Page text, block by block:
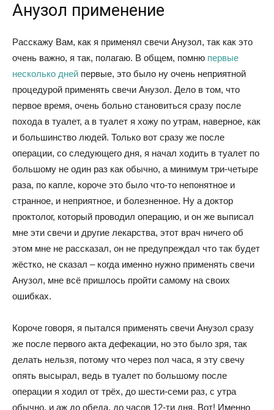
Анузол применение
Расскажу Вам, как я применял свечи Анузол, так как это
очень важно, я так, полагаю. В общем, помню первые
несколько дней первые, это было ну очень неприятной
процедурой применять свечи Анузол. Дело в том, что
первое время, очень больно становиться сразу после
похода в туалет, а в туалет я хожу по утрам, наверное, как
и большинство людей. Только вот сразу же после
операции, со следующего дня, я начал ходить в туалет по
большому не один раз как обычно, а минимум три-четыре
раза, по капле, короче это было что-то непонятное и
странное, и неприятное, и болезненное. Ну а доктор
проктолог, который проводил операцию, и он же выписал
мне эти свечи и другие лекарства, этот врач ничего об
этом мне не рассказал, он не предупреждал что так будет
жёстко, не сказал – когда именно нужно применять свечи
Анузол, мне всё пришлось пройти самому на своих
ошибках.
Короче говоря, я пытался применять свечи Анузол сразу
же после первого акта дефекации, но это было зря, так
делать нельзя, потому что через пол часа, я эту свечу
опять высырал, ведь в туалет по большому после
операции я ходил от трёх, до шести-семи раз, с утра
обычно, и аж до обеда, до часов 12-ти дня. Вот! Именно